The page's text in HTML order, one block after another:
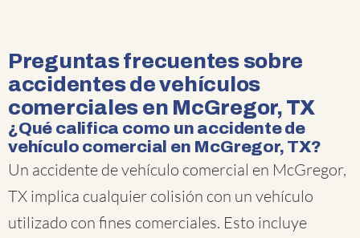
Preguntas frecuentes sobre
accidentes de vehículos
comerciales en McGregor, TX
¿Qué califica como un accidente de
vehículo comercial en McGregor, TX?
Un accidente de vehículo comercial en McGregor,
TX implica cualquier colisión con un vehículo
utilizado con fines comerciales. Esto incluye